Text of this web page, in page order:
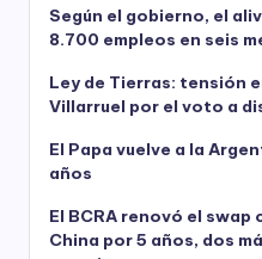
Según el gobierno, el
8.700 empleos en seis
Ley de Tierras: tensión
Villarruel por el voto a
El Papa vuelve a la
años
El BCRA renovó el
China por 5 años, dos